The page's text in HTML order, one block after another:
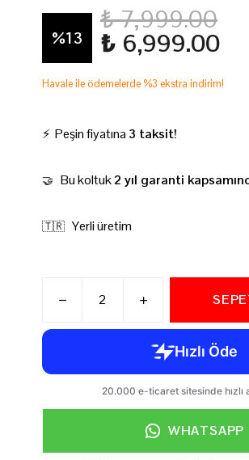
%13
₺ 7,999.00
₺ 6,999.00
Havale ile ödemelerde %3 ekstra indirim!
⚡ Peşin fiyatına 3 taksit!
🤝 Bu koltuk2 yıl garanti
🇹🇷 Yerli üretim
WHATSAPP